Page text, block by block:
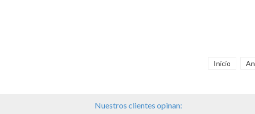
Inicio
Nuestros clientes opinan: